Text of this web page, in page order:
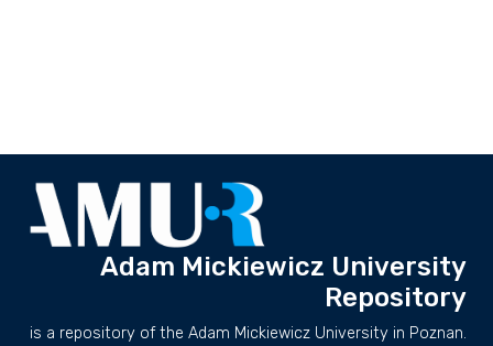
Adam Mickiewicz University
Repository
is a repository of the Adam Mickiewicz University in Poznan.